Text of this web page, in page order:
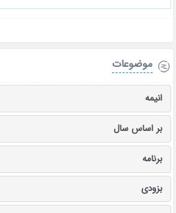
موضوعات
انیمه
بر اساس سال
برنامه
بزودی